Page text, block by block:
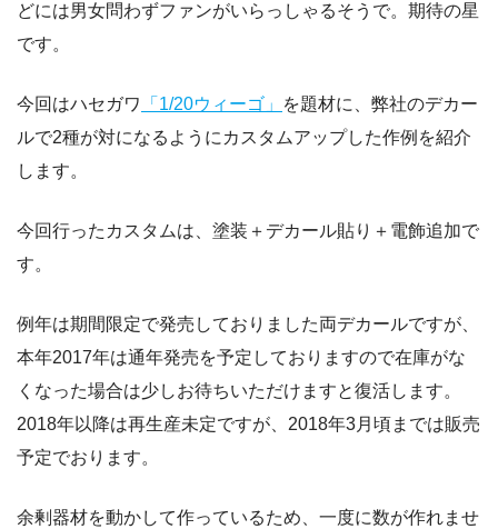
どには男女問わずファンがいらっしゃるそうで。期待の星
です。
今回はハセガワ 「1/20ウィーゴ」
を題材に、弊社のデカー
ルで2種が対になるようにカスタムアップした作例を紹介
します。
今回行ったカスタムは、塗装＋デカール貼り＋電飾追加で
す。
例年は期間限定で発売しておりました両デカールですが、
本年2017年は通年発売を予定しておりますので在庫がな
くなった場合は少しお待ちいただけますと復活します。
2018年以降は再生産未定ですが、2018年3月頃までは販売
予定でおります。
余剰器材を動かして作っているため、一度に数が作れませ